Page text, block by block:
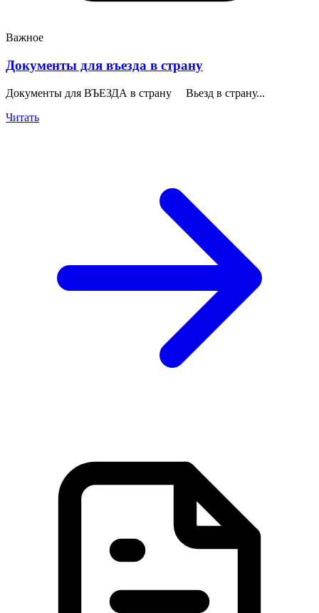
Важное
Документы для въезда в страну
Документы для ВЪЕЗДА в страну Вьезд в страну...
Читать